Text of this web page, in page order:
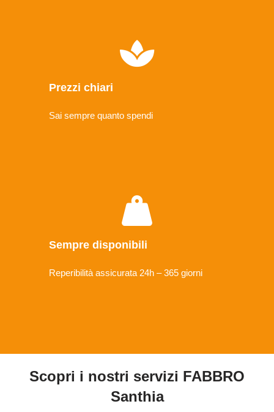
Prezzi chiari
Sai sempre quanto spendi
Sempre disponibili
Reperibilità assicurata 24h – 365 giorni
Scopri i nostri servizi FABBRO
Santhia